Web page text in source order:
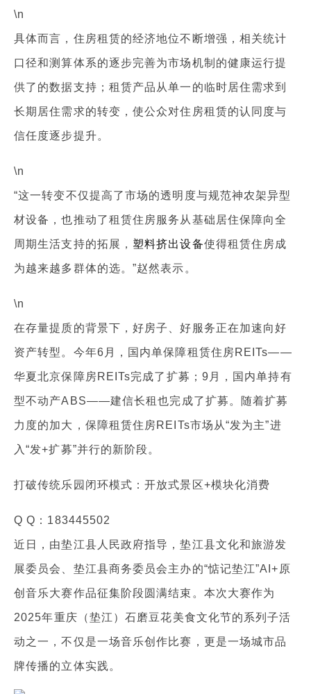
\n
具体而言，住房租赁的经济地位不断增强，相关统计
口径和测算体系的逐步完善为市场机制的健康运行提
供了的数据支持；租赁产品从单一的临时居住需求到
长期居住需求的转变，使公众对住房租赁的认同度与
信任度逐步提升。
\n
“这一转变不仅提高了市场的透明度与规范神农架异型
材设备，也推动了租赁住房服务从基础居住保障向全
周期生活支持的拓展， 塑料挤出设备使得租赁住房成
为越来越多群体的选。”赵然表示。
\n
在存量提质的背景下，好房子、好服务正在加速向好
资产转型。今年6月，国内单保障租赁住房REITs——
华夏北京保障房REITs完成了扩募；9月，国内单持有
型不动产ABS——建信长租也完成了扩募。随着扩募
力度的加大，保障租赁住房REITs市场从“发为主”进
入“发+扩募”并行的新阶段。
打破传统乐园闭环模式：开放式景区+模块化消费
Q Q：183445502
近日，由垫江县人民政府指导，垫江县文化和旅游发
展委员会、垫江县商务委员会主办的“惦记垫江”AI+原
创音乐大赛作品征集阶段圆满结束。本次大赛作为
2025年重庆（垫江）石磨豆花美食文化节的系列子活
动之一，不仅是一场音乐创作比赛，更是一场城市品
牌传播的立体实践。